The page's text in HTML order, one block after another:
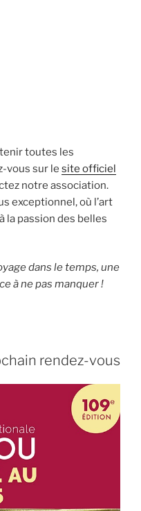
toutes les
vous sur le site officiel
notre association.
exceptionnel, où l’art
la passion des belles
dans le temps, une
à ne pas manquer !
rendez-vous